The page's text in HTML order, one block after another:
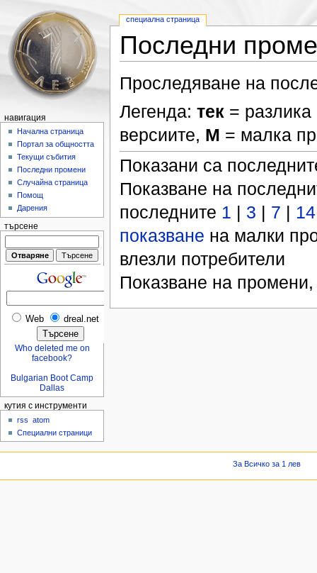
Последни
Проследяване на
Легенда: тек= разлика
версиите, М = малка
Показани са
Показване на
последните 1 | 3 | 7 | 14
показване на малки
влезли потребители
Показване на
специална страница
навигация
Начална страница
Портал за общността
Текущи събития
Последни промени
Случайна страница
Помощ
Дарения
търсене
Web dreal.net
Who deleted me on
facebook?
Bulgarian Boot Camp
Dallas
кутия с инструменти
rss
atom
Специални страници
За Всичко за 1 лев